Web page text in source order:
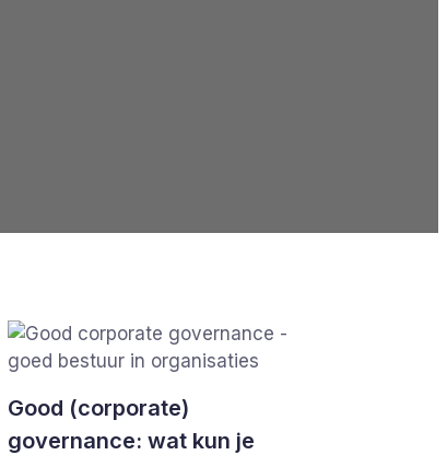
Good (corporate)
governance: wat kun je